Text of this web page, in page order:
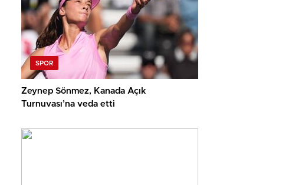
SPOR
Zeynep Sönmez, Kanada Açık
Turnuvası’na veda etti